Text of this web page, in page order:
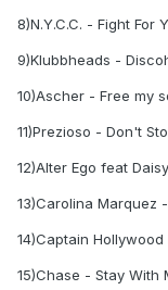
8)N.Y.C.C. - Fight For
9)Klubbheads -
10)Ascher - Free my
11)Prezioso - Don't
12)Alter Ego feat
13)Carolina Marquez
14)Captain
15)Chase - Stay With